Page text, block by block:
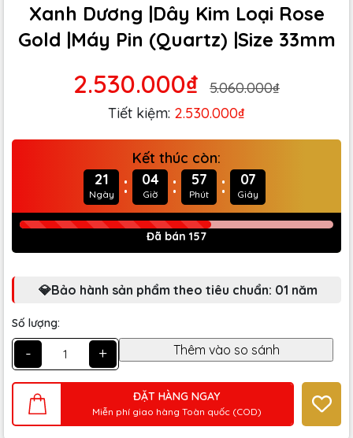
Xanh Dương |Dây Kim Loại Rose
Gold |Máy Pin (Quartz) |Size 33mm
2.530.000₫
5.060.000₫
Tiết kiệm: 2.530.000₫
Kết thúc còn:
21
Ngày : 04
Giờ : 57
Phút : 06
Giây
Đã bán 157
💎Bảo hành sản phẩm theo tiêu chuẩn: 01 năm
Số lượng:
- +
ĐẶT HÀNG NGAY
Miễn phí giao hàng Toàn quốc (COD)